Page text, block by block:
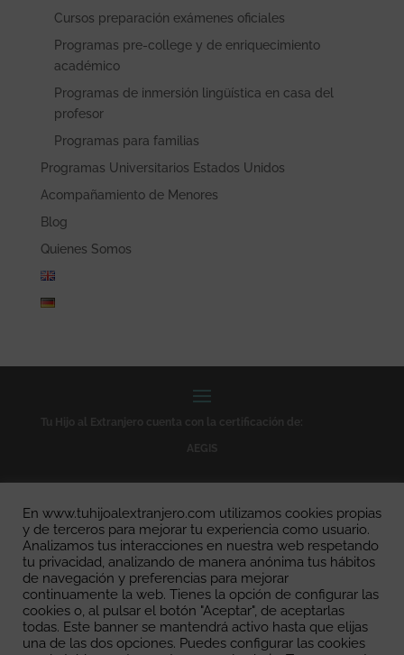
Cursos preparación exámenes oficiales
Programas pre-college y de enriquecimiento
académico
Programas de inmersión lingüística en casa del
profesor
Programas para familias
Programas Universitarios Estados Unidos
Acompañamiento de Menores
Blog
Quienes Somos
Tu Hijo al Extranjero cuenta con la certificación de:
AEGIS
Quality English
ICEF
En www.tuhijoalextranjero.com utilizamos cookies propias
y de terceros para mejorar tu experiencia como usuario.
Analizamos tus interacciones en nuestra web respetando
tu privacidad, analizando de manera anónima tus hábitos
de navegación y preferencias para mejorar
continuamente la web. Tienes la opción de configurar las
cookies o, al pulsar el botón "Aceptar", de aceptarlas
todas. Este banner se mantendrá activo hasta que elijas
una de las dos opciones. Puedes configurar las cookies